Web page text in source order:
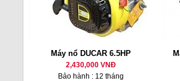
Máy nổ DUCAR 6.5HP
2,430,000 VNĐ
Bảo hành : 12 tháng